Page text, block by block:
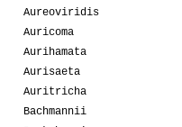
Aureoviridis
Auricoma
Aurihamata
Aurisaeta
Auritricha
Bachmannii